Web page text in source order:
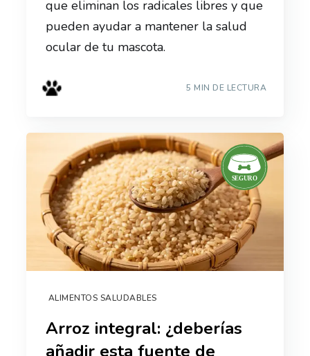
que eliminan los radicales libres y que
pueden ayudar a mantener la salud
ocular de tu mascota.
5 MIN DE LECTURA
ALIMENTOS SALUDABLES
Arroz integral: ¿deberías
añadir esta fuente de